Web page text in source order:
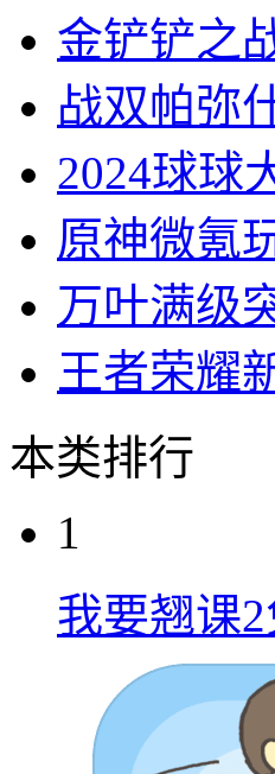
金铲铲之
战双帕弥
2024球球
原神微氪
万叶满级
王者荣耀
本类排行
1
我要翘课